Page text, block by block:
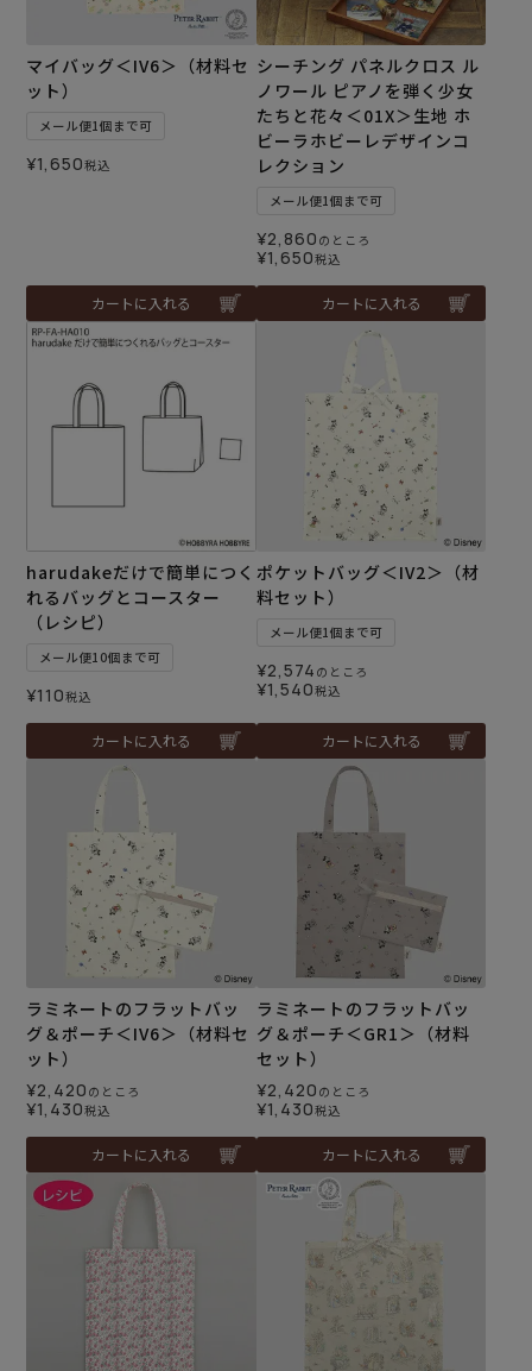
マイバッグ＜IV6＞（材料セ
ット）
メール便1個まで可
¥1,650税込
カートに入れる
シーチング パネルクロス ル
ノワール ピアノを弾く少女
たちと花々＜01X＞生地 ホ
ビーラホビーレデザインコ
レクション
メール便1個まで可
¥2,860 のところ
¥1,650税込
カートに入れる
harudakeだけで簡単につく
れるバッグとコースター
（レシピ）
メール便10個まで可
¥110税込
カートに入れる
ポケットバッグ＜IV2＞（材
料セット）
メール便1個まで可
¥2,574 のところ
¥1,540税込
カートに入れる
ラミネートのフラットバッ
グ＆ポーチ＜IV6＞（材料セ
ット）
¥2,420 のところ
¥1,430税込
カートに入れる
ラミネートのフラットバッ
グ＆ポーチ＜GR1＞（材料
セット）
¥2,420 のところ
¥1,430税込
カートに入れる